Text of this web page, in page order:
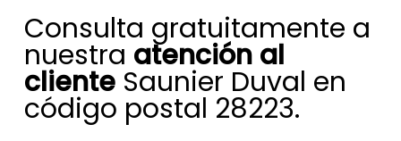
Consulta gratuitamente a
nuestra atención al
clienteSaunier Duval en
código postal 28223.